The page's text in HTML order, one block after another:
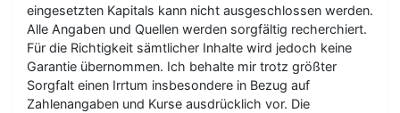
eingesetzten Kapitals kann nicht ausgeschlossen werden.
Alle Angaben und Quellen werden sorgfältig recherchiert.
Für die Richtigkeit sämtlicher Inhalte wird jedoch keine
Garantie übernommen. Ich behalte mir trotz größter
Sorgfalt einen Irrtum insbesondere in Bezug auf
Zahlenangaben und Kurse ausdrücklich vor. Die